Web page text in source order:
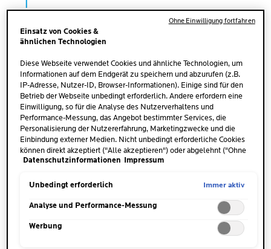
WIE MACHT SICH AUSSCHLAG
AM FUSS BEMERKBAR?
In den meisten Fällen zeigt sich ein Ausschlag am
Fuss durch sichtbare und spürbare
Hautveränderungen. Typisch sindRötungen, kleine
Bläschen, Schuppenbildung oder nässende
Stellen– oft begleitet vonJuckreiz, einem
Brennen oder Spannungsgefühl. In einigen Fällen
kann sich die Haut durch den Ausschlag am Fuss
auch verdicken, aufreissen oder sich entzünden.
Besonders von einem juckenden Ausschlag am Fuss
betroffen sind die Stellen zwischen den
Zehen, an
Einsatz von Cookies &
ähnlichen Technologien
Diese Webseite verwendet Cookies und ähnliche Technologien, um
Informationen auf dem Endgerät zu speichern und abzurufen (z.B.
IP-Adresse, Nutzer-ID, Browser-Informationen). Einige sind für den
Betrieb der Webseite unbedingt erforderlich. Andere erfordern eine
Einwilligung, so für die Analyse des Nutzerverhaltens und
Performance-Messung, das Angebot bestimmter Services, die
Personalisierung der Nutzererfahrung, Marketingzwecke und die
Einbindung externer Medien. Nicht unbedingt erforderliche Cookies
können direkt akzeptiert ("Alle akzeptieren") oder abgelehnt ("Ohne
Einwilligung fortfahren") werden. Individuelle Anpassungen der
speichern"). Die Auswahl kann jederzeit unter dem Link "Cookie-
unsere Datenschutzinformationen.
Datenschutzinformationen Impressum
Unbedingt erforderlich Immer aktiv
Analyse und Performance-Messung
Werbung
Ohne Einwilligung fortfahren